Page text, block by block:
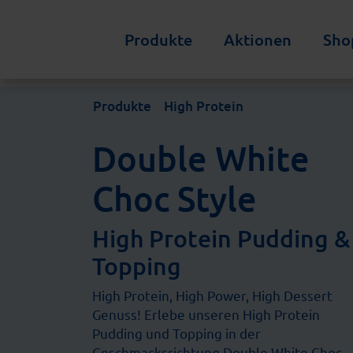
Produkte Aktionen
Produkte High Protein
Double White
Choc Style
High Protein Pudding &
Topping
High Protein, High Power, High Dessert
Genuss! Erlebe unseren High Protein
Pudding und Topping in der